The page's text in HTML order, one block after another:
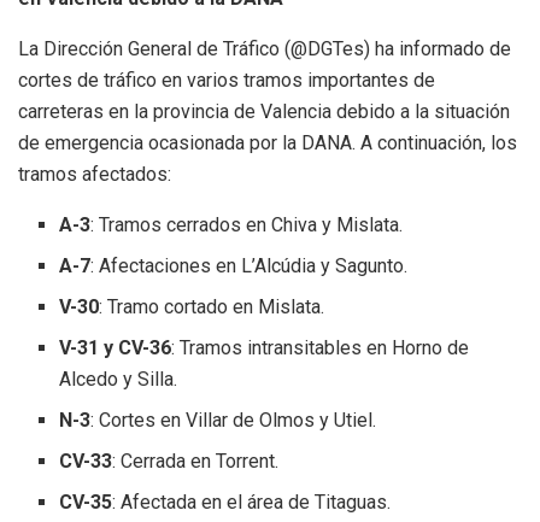
La Dirección General de Tráfico (@DGTes) ha informado de
cortes de tráfico en varios tramos importantes de
carreteras en la provincia de Valencia debido a la situación
de emergencia ocasionada por la DANA. A continuación, los
tramos afectados:
A-3: Tramos cerrados en Chiva y Mislata.
A-7: Afectaciones en L’Alcúdia y Sagunto.
V-30: Tramo cortado en Mislata.
V-31 y CV-36: Tramos intransitables en Horno de
Alcedo y Silla.
N-3: Cortes en Villar de Olmos y Utiel.
CV-33: Cerrada en Torrent.
CV-35: Afectada en el área de Titaguas.